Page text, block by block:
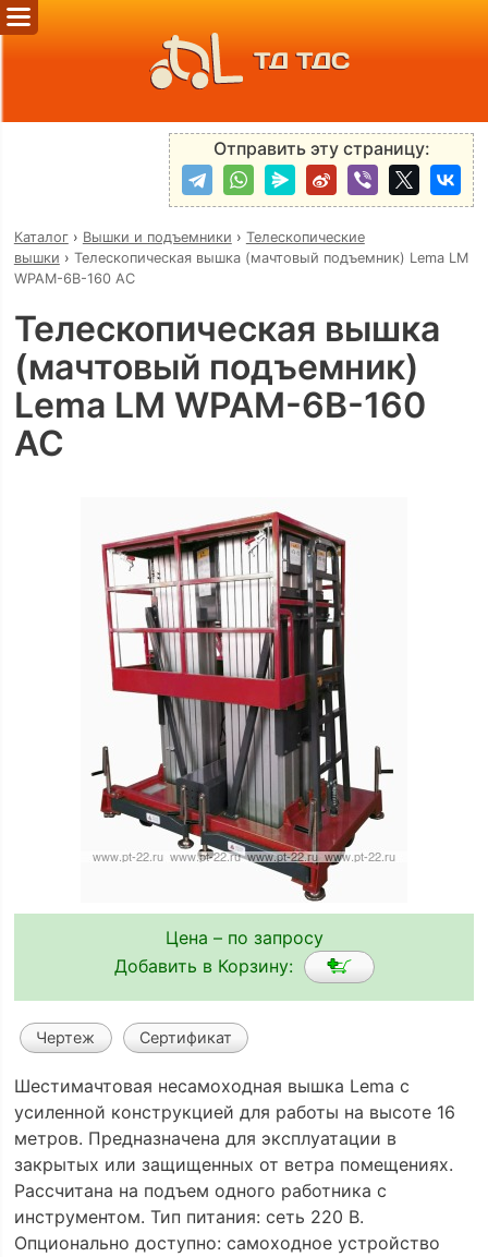
ТД ТДС
Отправить эту страницу:
Каталог› Вышки и подъемники › Телескопические
вышки › Телескопическая вышка (мачтовый подъемник) Lema LM
WPAM-6B-160 AC
Телескопическая вышка
(мачтовый подъемник)
Lema LM WPAM-6B-160
AC
Цена – по запросу
Добавить в Корзину:
Чертеж Сертификат
Шестимачтовая несамоходная вышка Lema с
усиленной конструкцией для работы на высоте 16
метров. Предназначена для эксплуатации в
закрытых или защищенных от ветра помещениях.
Рассчитана на подъем одного работника с
инструментом. Тип питания: сеть 220 В.
Опционально доступно: самоходное устройство